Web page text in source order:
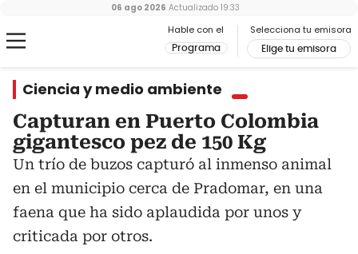
Hable con el
Programa
Selecciona tu emisora
Elige tu emisora
06 ago 2026 Actualizado 19:33
Ciencia y medio ambiente
Capturan en Puerto Colombia
gigantesco pez de 150 Kg
Un trío de buzos capturó al inmenso animal
en el municipio cerca de Pradomar, en una
faena que ha sido aplaudida por unos y
criticada por otros.